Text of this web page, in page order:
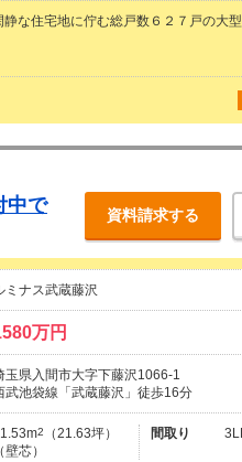
な住宅地に佇む総戸数６２７戸の大
中で
資料請求する
ミナス武蔵藤沢
万円
玉県入間市大字下藤沢1066-1
武池袋線「武蔵藤沢」徒歩16分
2
（21.63坪）
（壁芯）
間取り